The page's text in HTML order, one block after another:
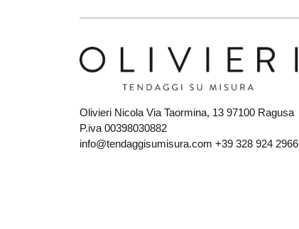
Olivieri Nicola Via Taormina, 13 97100 Ragusa
P.iva 00398030882
info@tendaggisumisura.com +39 328 924 2966